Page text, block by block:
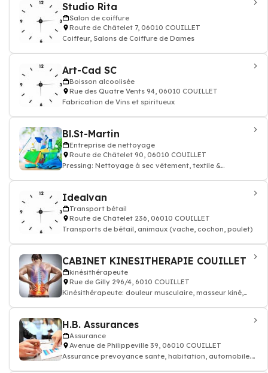
Studio Rita
Salon de coiffure
Route de Châtelet 7, 06010 COUILLET
Coiffeur, Salons de Coiffure de Dames
Art-Cad SC
Boisson alcoolisée
Rue des Quatre Vents 94, 06010 COUILLET
Fabrication de Vins et spiritueux
Bl.St-Martin
Entreprise de nettoyage
Route de Châtelet 90, 06010 COUILLET
Pressing: Nettoyage à sec vêtement, textile &
Idealvan
Transport bétail
Route de Châtelet 236, 06010 COUILLET
Transports de bétail, animaux (vache, cochon, poulet)
CABINET KINESITHERAPIE COUILLET
kinésithérapeute
Rue de Gilly 296/4, 6010 COUILLET
Kinésithérapeute: douleur musculaire, masseur kiné,
H.B. Assurances
Assurance
Avenue de Philippeville 39, 06010 COUILLET
Assurance prevoyance sante, habitation, automobile.